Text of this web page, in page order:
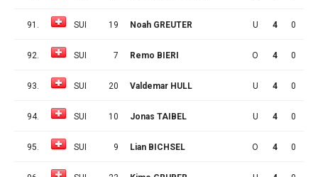
91. SUI 19 Noah GREUTER U 4 0
92. SUI 7 Remo BIERI O 4 0
93. SUI 20 Valdemar HULL U 4 0
94. SUI 10 Jonas TAIBEL U 4 0
95. SUI 9 Lian BICHSEL O 4 0